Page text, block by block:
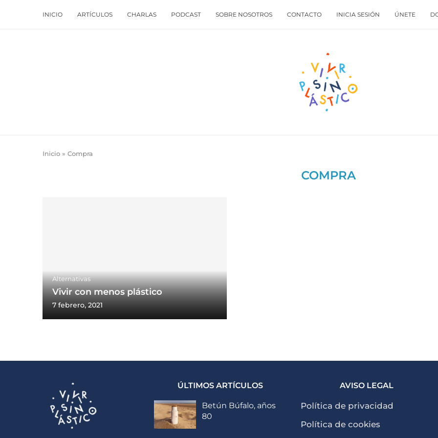
INICIO ARTÍCULOS CHARLAS PODCAST SOBRE NOSOTROS CONTACTO INICIA SESIÓN ÚNETE
Inicio » Compra
COMPRA
Alternativas
Vivir con menos plástico
7 febrero, 2021
ÚLTIMOS ARTÍCULOS
Betún Búfalo, años
80
AVISO LEGAL
Política de privacidad
Política de cookies